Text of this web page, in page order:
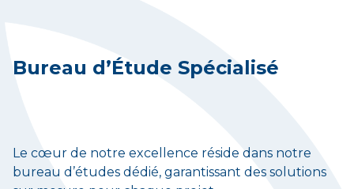
Bureau d’Étude Spécialisé
Le cœur de notre excellence réside dans notre
bureau d’études dédié, garantissant des solutions